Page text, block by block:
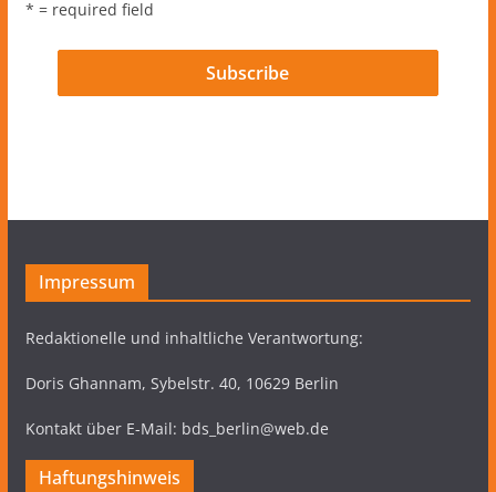
* = required field
Impressum
Redaktionelle und inhaltliche Verantwortung:
Doris Ghannam, Sybelstr. 40, 10629 Berlin
Kontakt über E-Mail: bds_berlin@web.de
Haftungshinweis